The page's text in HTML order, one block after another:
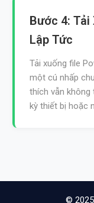
Bước 4: Tải
Lập Tức
Tải xuống file
một cú nhấp
thích vẫn
kỳ thiết bị hoặc
©